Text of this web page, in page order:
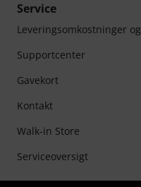
Service
Leveringsomkostninger
Supportcenter
Gavekort
Kontakt
Walk-in Store
Serviceoversigt